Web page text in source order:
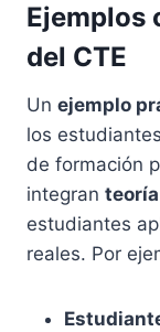
Ejemplos
del CTE
Un ejemplo
los
de formación
integran
estudiantes
reales. Por